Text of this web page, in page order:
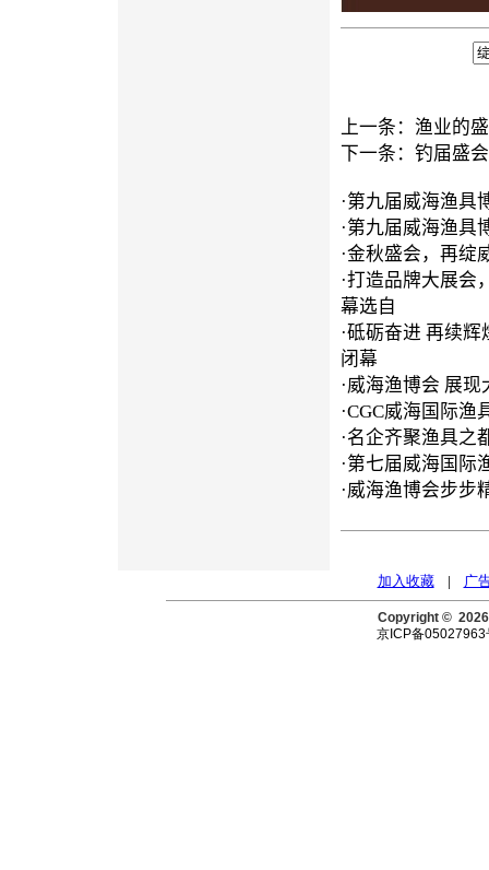
上一条： 渔业的
下一条： 钓届盛
·第九届威海渔具
·第九届威海渔具
·金秋盛会，再绽
·打造品牌大展会
幕选自
·砥砺奋进 再续
闭幕
·威海渔博会 展现
·CGC威海国际渔
·名企齐聚渔具之
·第七届威海国际
·威海渔博会步步